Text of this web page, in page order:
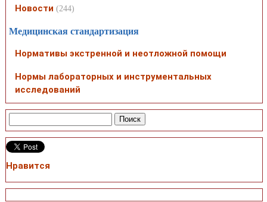
Новости (244)
Медицинская стандартизация
Нормативы экстренной и неотложной помощи
Нормы лабораторных и инструментальных
исследований
Нравится